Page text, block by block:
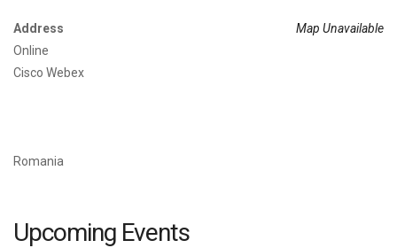
Map Unavailable
Address
Online
Cisco Webex
Romania
Upcoming Events